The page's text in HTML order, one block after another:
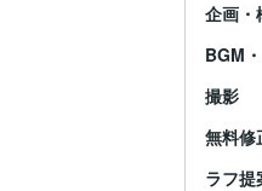
企画・
BGM
撮影
無料修
ラフ提